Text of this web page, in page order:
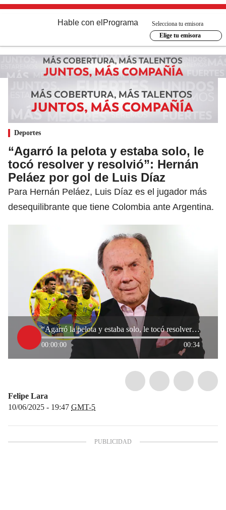
Hable con el Programa
Selecciona tu emisora
Elige tu emisora
Deportes
“Agarró la pelota y estaba solo, le
tocó resolver y resolvió”: Hernán
Peláez por gol de Luis Díaz
Para Hernán Peláez, Luis Díaz es el jugador más
desequilibrante que tiene Colombia ante Argentina.
“Agarró la pelota y estaba solo, le tocó resolver y resolvió”: Hernán Peláez por gol de Luis Díaz
00:00:00 00:34
Felipe Lara
10/06/2025 - 19:47 GMT-5